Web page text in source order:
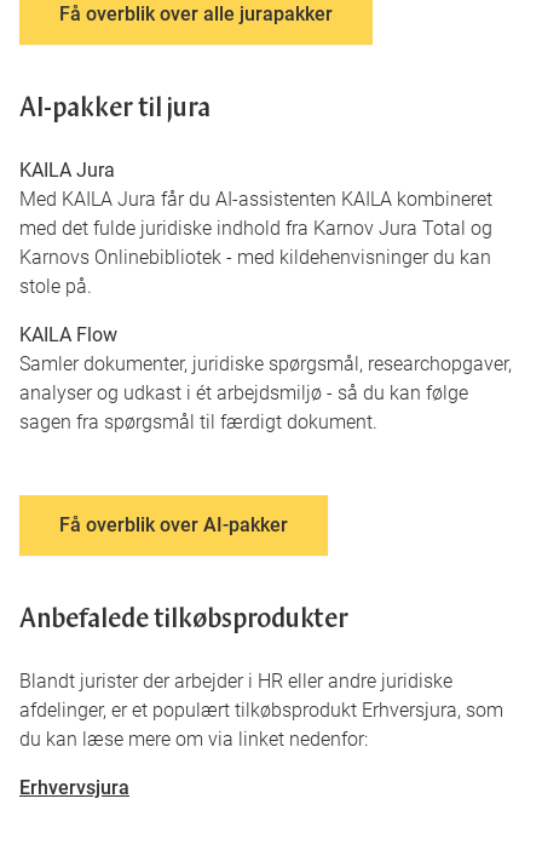
Få overblik over alle jurapakker
AI-pakker til jura
KAILA Jura
Med KAILA Jura får du AI-assistenten KAILA kombineret
med det fulde juridiske indhold fra Karnov Jura Total og
Karnovs Onlinebibliotek - med kildehenvisninger du kan
stole på.
KAILA Flow
Samler dokumenter, juridiske spørgsmål, researchopgaver,
analyser og udkast i ét arbejdsmiljø - så du kan følge
sagen fra spørgsmål til færdigt dokument.
Få overblik over AI-pakker
Anbefalede tilkøbsprodukter
Blandt jurister der arbejder i HR eller andre juridiske
afdelinger, er et populært tilkøbsprodukt Erhversjura, som
du kan læse mere om via linket nedenfor:
Erhvervsjura